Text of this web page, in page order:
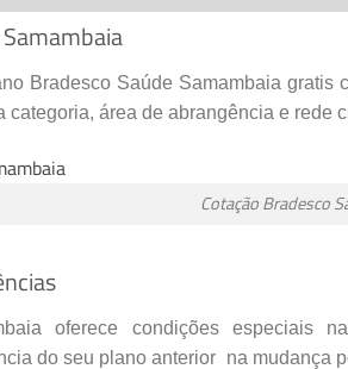
Bradesco Saúde Samambaia
categoria, área de abrangência e rede
Cotação Bradesco
oferece condições especiais
do seu plano anterior na mudança